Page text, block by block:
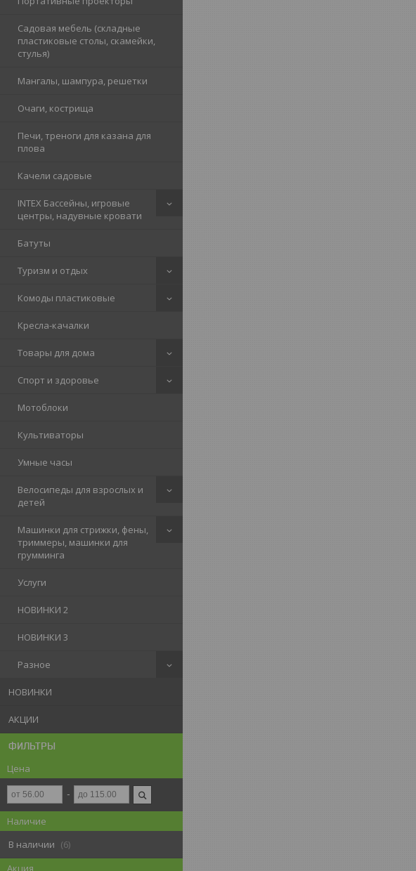
Садовая мебель (складные
пластиковые столы, скамейки,
стулья)
Мангалы, шампура, решетки
Очаги, кострища
Печи, треноги для казана для
плова
Качели садовые
INTEX Бассейны, игровые
центры, надувные кровати
Батуты
Туризм и отдых
Комоды пластиковые
Кресла-качалки
Товары для дома
Спорт и здоровье
Мотоблоки
Культиваторы
Умные часы
Велосипеды для взрослых и
детей
Машинки для стрижки, фены,
триммеры, машинки для
грумминга
Услуги
НОВИНКИ 2
НОВИНКИ 3
Разное
НОВИНКИ
АКЦИИ
ФИЛЬТРЫ
Цена
Наличие
В наличии
6
Акция